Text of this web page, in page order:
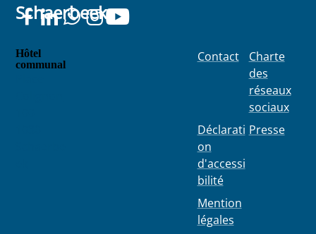
Schaerbeek
Hôtel
communal
Contact
Déclarati
on
d'accessi
bilité
Mention
légales
Charte
des
réseaux
sociaux
Presse